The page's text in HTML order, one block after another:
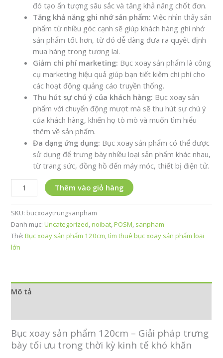
đó tạo ấn tượng sâu sắc và tăng khả năng chốt đơn.
Tăng khả năng ghi nhớ sản phẩm: Việc nhìn thấy sản
phẩm từ nhiều góc cạnh sẽ giúp khách hàng ghi nhớ
sản phẩm tốt hơn, từ đó dễ dàng đưa ra quyết định
mua hàng trong tương lai.
Giảm chi phí marketing: Bục xoay sản phẩm là công
cụ marketing hiệu quả giúp bạn tiết kiệm chi phí cho
các hoạt động quảng cáo truyền thống.
Thu hút sự chú ý của khách hàng: Bục xoay sản
phẩm với chuyển động mượt mà sẽ thu hút sự chú ý
của khách hàng, khiến họ tò mò và muốn tìm hiểu
thêm về sản phẩm.
Đa dạng ứng dụng: Bục xoay sản phẩm có thể được
sử dụng để trưng bày nhiều loại sản phẩm khác nhau,
từ trang sức, đồng hồ đến máy móc, thiết bị điện tử.
Bục
xoay
sản
phẩm
120cm
-
Giải
bày
trong
thời
kỳ
Thêm vào giỏ hàng
SKU: bucxoaytrungsanpham
Danh mục:Uncategorized,noibat,POSM, sanpham
Thẻ:Bục xoay sản phẩm 120cm,tìm thuê bục xoay sản phẩm loại
lớn
Mô tả
Bục xoay sản phẩm 120cm – Giải pháp trưng
bày tối ưu trong thời kỳ kinh tế khó khăn